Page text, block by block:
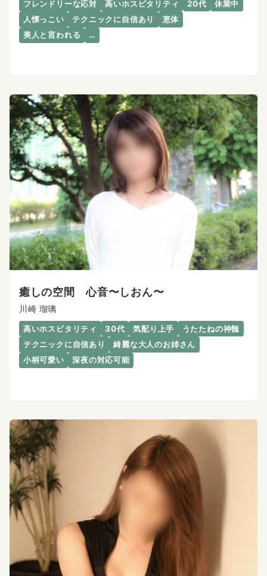
フレンドリーな応対 高いホスピタリティ 20代
休業中
人懐っこい
テクニックに自信あり
恵体
美人と言われる
…
癒しの空間 心音〜しおん〜
川崎 瑠璃
高いホスピタリティ 30代 気配り上手
うたたねの神髄
テクニックに自信あり
綺麗な大人のお姉さん
小柄可愛い
深夜の対応可能